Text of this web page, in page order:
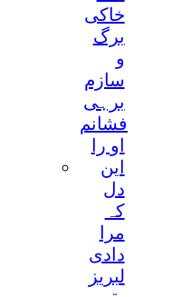
خاکی
برگ
و
سازم
برہی
فشانم
او را
این
دل
کہ
مرا
دادی
لبریز